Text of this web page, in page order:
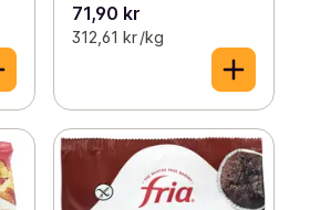
71,90 kr
312,61 kr /kg